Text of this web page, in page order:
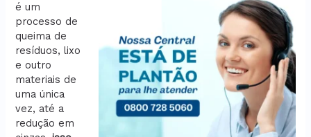
é um
processo de
queima de
resíduos, lixo
e outro
materiais de
uma única
vez, até a
redução em